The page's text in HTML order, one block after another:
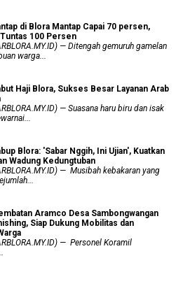
di Blora Mantap Capai 70 persen,
100 Persen
— Ditengah gemuruh gamelan
warga...
Haji Blora, Sukses Besar Layanan Arab
— Suasana haru biru dan isak
Blora: ​'Sabar Nggih, Ini Ujian', Kuatkan
Wadung Kedungtuban
— Musibah kebakaran yang
Aramco Desa Sambongwangan
Siap Dukung Mobilitas dan
— Personel Koramil